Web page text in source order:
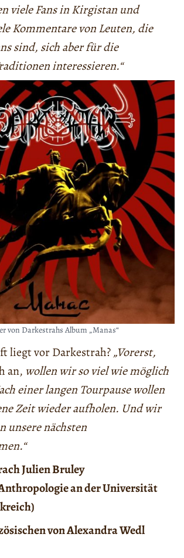
viele Fans in Kirgistan und
Kommentare von Leuten, die
sind, sich aber für die
interessieren.“
von Darkestrahs Album „Manas“
liegt vor Darkestrah?„Vorerst,
an, wollen wir so viel wiemöglich
einer langen Tourpause wollen
Zeit wieder aufholen. Und wir
unsere nächsten
Julien Bruley
an der Universität
von Alexandra Wedl